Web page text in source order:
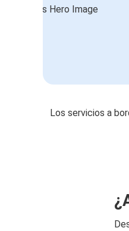
Los servicios a